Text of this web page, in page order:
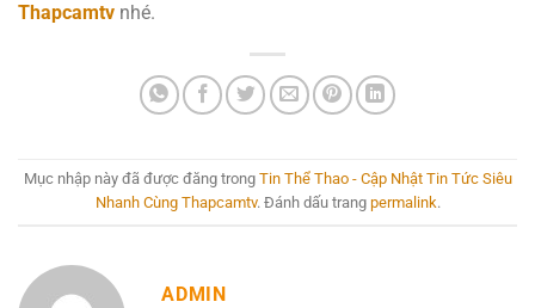
Thapcamtv nhé.
Mục nhập này đã được đăng trong Tin Thể Thao - Cập Nhật Tin Tức Siêu
Nhanh Cùng Thapcamtv. Đánh dấu trang permalink.
ADMIN